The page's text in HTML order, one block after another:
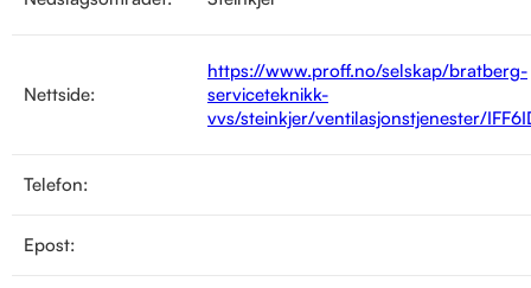
Nettside:
https://www.proff.no/selskap/bratberg-
serviceteknikk-
vvs/steinkjer/ventilasjonstjenester/
Telefon:
Epost: